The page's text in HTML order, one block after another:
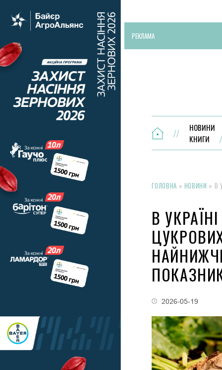
РЕКЛАМА
НОВИНИ
КНИГИ
ГОЛОВНА » НОВИНИ » В
В
2026-05-19